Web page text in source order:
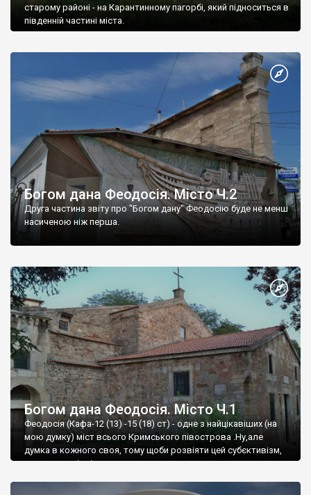
старому районі - на Карантинному пагорбі, який підноситься в
південній частині міста.
Богом дана Феодосія. Місто Ч.2
Друга частина звіту про "Богом дану" Феодосію буде не менш
насиченою ніж перша.
Богом дана Феодосія. Місто Ч.1
Феодосія (Кафа-12 (13) -15 (18) ст) - одне з найцікавіших (на
мою думку) міст всього Кримського півострова .Ну,але
думка в кожного своя, тому щоби розвіяти цей субєктивізм,
запрошую відвідати це